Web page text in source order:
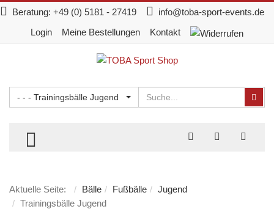
Beratung: +49 (0) 5181 - 27419
info@toba-sport-events.de
Login
Meine Bestellungen Kontakt
- - - Trainingsbälle Jugend Suchen
TOGGLE MENU
Aktuelle Seite: Bälle Fußbälle
Jugend
Trainingsbälle Jugend